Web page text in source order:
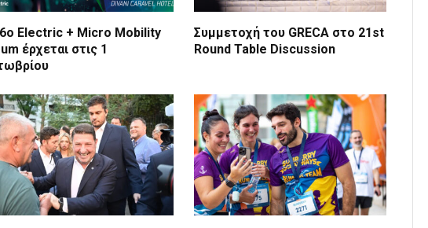
Electric + Micro Mobility
έρχεται στις 1
Συμμετοχή του GRECA στο 21st
Round Table Discussion